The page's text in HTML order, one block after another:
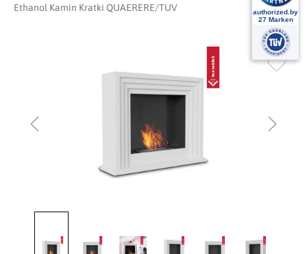
Ethanol Kamin Kratki QUAERERE/TUV